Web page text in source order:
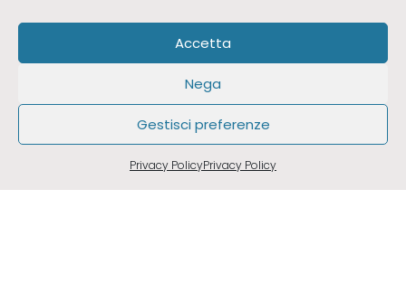
Accetta
Nega
Gestisci preferenze
Privacy PolicyPrivacy Policy
RICHIEDI UN CONSULTO